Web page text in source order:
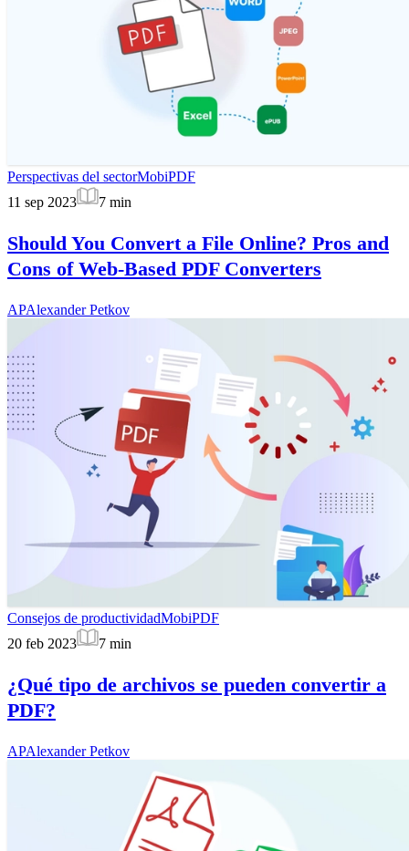
Perspectivas del sectorMobiPDF
11 sep 2023
7 min
Should You Convert a File Online? Pros and
Cons of Web-Based PDF Converters
APAlexander Petkov
Consejos de productividadMobiPDF
20 feb 2023
7 min
¿Qué tipo de archivos se pueden convertir a
PDF?
APAlexander Petkov